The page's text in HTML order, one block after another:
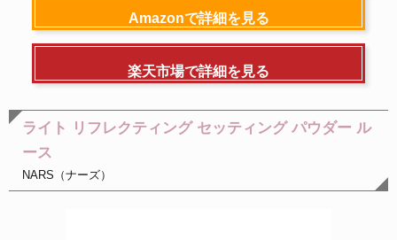
Amazonで詳細を見る
楽天市場で詳細を見る
ライト リフレクティング セッティング パウダー ル
ース
NARS（ナーズ）